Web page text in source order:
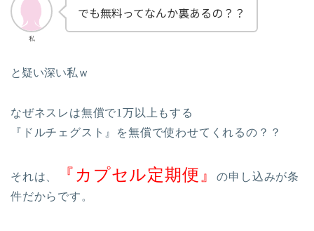
私
でも無料ってなんか裏あるの？？
と疑い深い私ｗ
なぜネスレは無償で1万以上もする
『ドルチェグスト』を無償で使わせてくれるの？？
それは、 『カプセル定期便』の申し込みが条
件だからです。